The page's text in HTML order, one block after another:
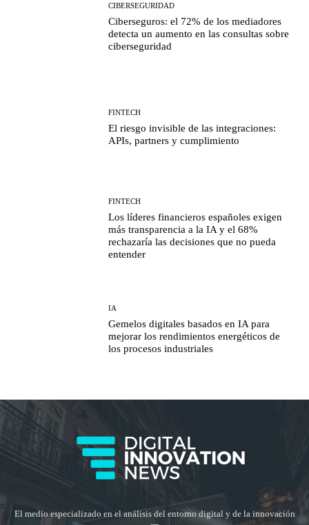
CIBERSEGURIDAD
Ciberseguros: el 72% de los mediadores
detecta un aumento en las consultas sobre
ciberseguridad
FINTECH
El riesgo invisible de las integraciones:
APIs, partners y cumplimiento
FINTECH
Los líderes financieros españoles exigen
más transparencia a la IA y el 68%
rechazaría las decisiones que no pueda
entender
IA
Gemelos digitales basados en IA para
mejorar los rendimientos energéticos de
los procesos industriales
El medio especializado en el análisis del entorno digital y de la innovación